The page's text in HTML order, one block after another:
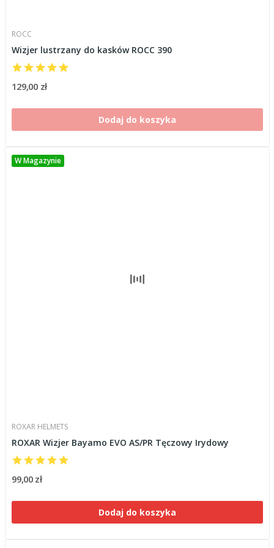
ROCC
Wizjer lustrzany do kasków ROCC 390
129,00 zł
Dodaj do koszyka
W Magazynie
ROXAR HELMETS
ROXAR Wizjer Bayamo EVO AS/PR Tęczowy Irydowy
99,00 zł
Dodaj do koszyka